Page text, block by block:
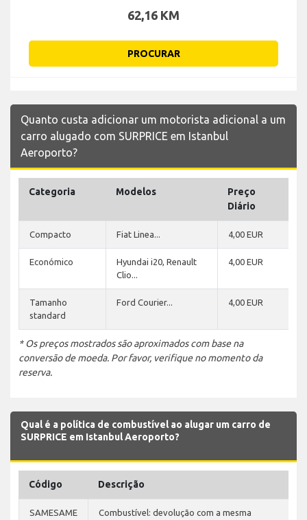
62,16 KM
PROCURAR
Quanto custa adicionar um motorista adicional a um
carro alugado com SURPRICE em Istanbul
Aeroporto?
Categoria Modelos
Preço
Diário
Compacto Fiat Linea... 4,00 EUR
Económico
Hyundai i20, Renault
Clio...
4,00 EUR
Tamanho
standard
Ford Courier... 4,00 EUR
* Os preços mostrados são aproximados com base na
conversão de moeda. Por favor, verifique no momento da
reserva.
Qual é a política de combustível ao alugar um carro de
SURPRICE em Istanbul Aeroporto?
Código Descrição
SAMESAME
Combustível: devolução com a mesma